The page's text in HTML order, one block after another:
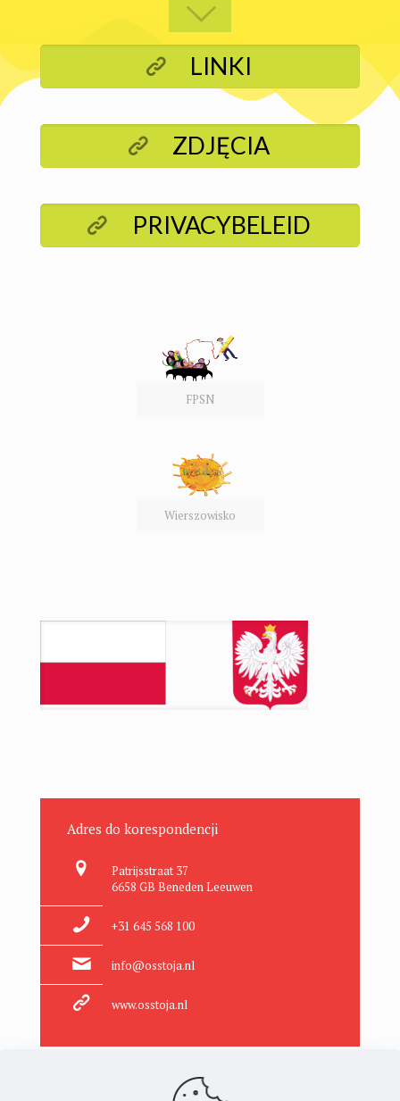
LINKI
ZDJĘCIA
PRIVACYBELEID
FPSN
Wierszowisko
Adres do korespondencji
Patrijsstraat 37
6658 GB Beneden Leeuwen
+31 645 568 100
info@osstoja.nl
www.osstoja.nl